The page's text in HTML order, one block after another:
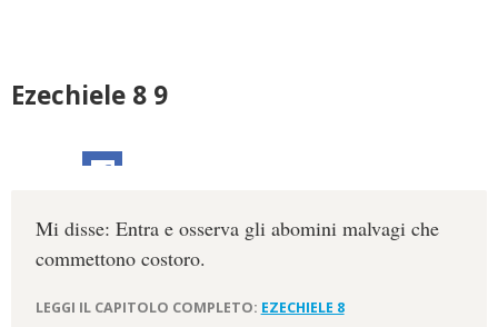
Ezechiele 8 9
Mi disse: Entra e osserva gli abomini malvagi che
commettono costoro.
LEGGI IL CAPITOLO COMPLETO: EZECHIELE 8